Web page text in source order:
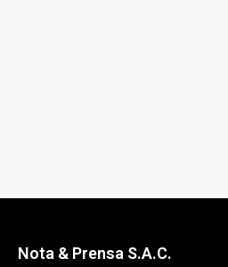
Nota & Prensa S.A.C.